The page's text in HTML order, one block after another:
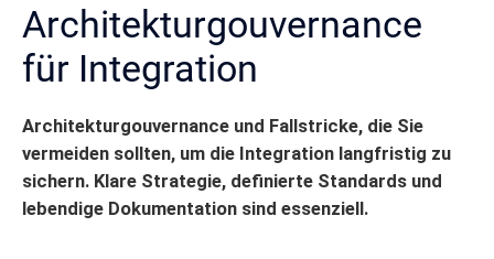
Architekturgouvernance
für Integration
Architekturgouvernance und Fallstricke, die Sie
vermeiden sollten, um die Integration langfristig zu
sichern. Klare Strategie, definierte Standards und
lebendige Dokumentation sind essenziell.